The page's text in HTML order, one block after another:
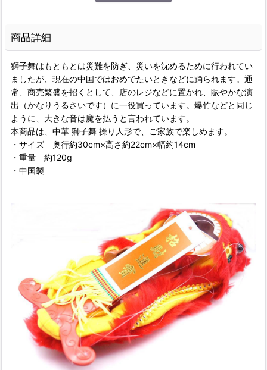
商品詳細
獅子舞はもともとは災難を防ぎ、災いを沈めるために行われてい
ましたが、現在の中国ではおめでたいときなどに踊られます。通
常、商売繁盛を招くとして、店のレジなどに置かれ、賑やかな演
出（かなりうるさいです）に一役買っています。爆竹などと同じ
ように、大きな音は魔を払うと言われています。
本商品は、中華 獅子舞 操り人形で、ご家族で楽しめます。
・サイズ 奥行約30cm×高さ約22cm×幅約14cm
・重量 約120g
・中国製